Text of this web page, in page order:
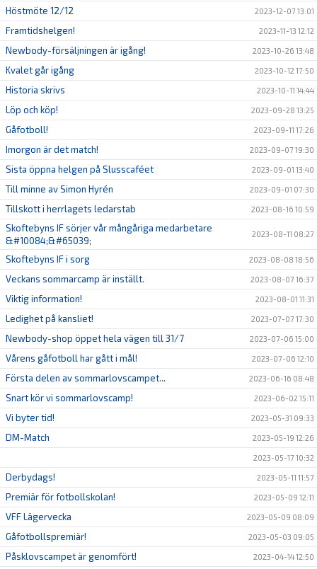
Höstmöte 12/12 2023-12-07 13:01
Framtidshelgen! 2023-11-13 12:12
Newbody-försäljningen är igång! 2023-10-26 13:48
Kvalet går igång 2023-10-12 17:50
Historia skrivs 2023-10-11 14:44
Löp och köp! 2023-09-28 13:25
Gåfotboll! 2023-09-11 17:26
Imorgon är det match! 2023-09-07 19:30
Sista öppna helgen på Slusscaféet 2023-09-01 13:40
Till minne av Simon Hyrén 2023-09-01 07:30
Tillskott i herrlagets ledarstab 2023-08-16 10:59
Skoftebyns IF sörjer vår mångåriga medarbetare
&#10084;&#65039;
2023-08-11 08:27
Skoftebyns IF i sorg 2023-08-08 18:56
Veckans sommarcamp är inställt. 2023-08-07 16:37
Viktig information! 2023-08-01 11:31
Ledighet på kansliet! 2023-07-07 17:30
Newbody-shop öppet hela vägen till 31/7 2023-07-06 15:00
Vårens gåfotboll har gått i mål! 2023-07-06 12:10
Första delen av sommarlovscampet... 2023-06-16 08:48
Snart kör vi sommarlovscamp! 2023-06-02 15:11
Vi byter tid! 2023-05-31 09:33
DM-Match 2023-05-19 12:26
2023-05-17 10:32
Derbydags! 2023-05-11 11:57
Premiär för fotbollskolan! 2023-05-09 12:11
VFF Lägervecka 2023-05-09 08:09
Gåfotbollspremiär! 2023-05-03 09:05
Påsklovscampet är genomfört! 2023-04-14 12:50